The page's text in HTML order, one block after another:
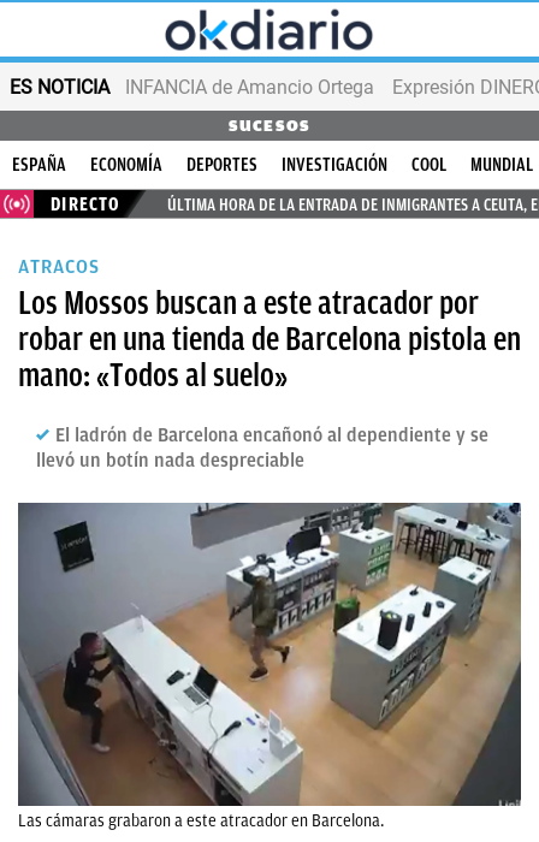
ES NOTICIA INFANCIA de Amancio Ortega Expresión
SUCESOS
ESPAÑA ECONOMÍA DEPORTES INVESTIGACIÓN COOL
MUNDIAL
DIRECTO
ÚLTIMA HORA DE LA ENTRADA DE INMIGRANTES A CEUTA,
ATRACOS
Los Mossos buscan a este atracador por
robar en una tienda de Barcelona pistola en
mano: «Todos al suelo»
El ladrón de Barcelona encañonó al dependiente y se
llevó un botín nada despreciable
Las cámaras grabaron a este atracador en Barcelona.